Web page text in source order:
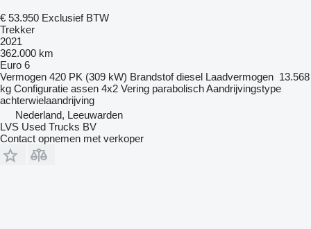
€ 53.950 Exclusief BTW
Trekker
2021
362.000 km
Euro 6
Vermogen 420 PK (309 kW) Brandstof diesel Laadvermogen 13.568
kg Configuratie assen 4x2 Vering parabolischAandrijvingstype
achterwielaandrijving
Nederland, Leeuwarden
LVS Used Trucks BV
Contact opnemen met verkoper